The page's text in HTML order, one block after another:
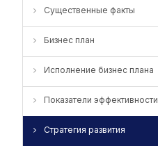
Существенные факты
Бизнес план
Исполнение бизнес плана
Показатели эффективности
Стратегия развития